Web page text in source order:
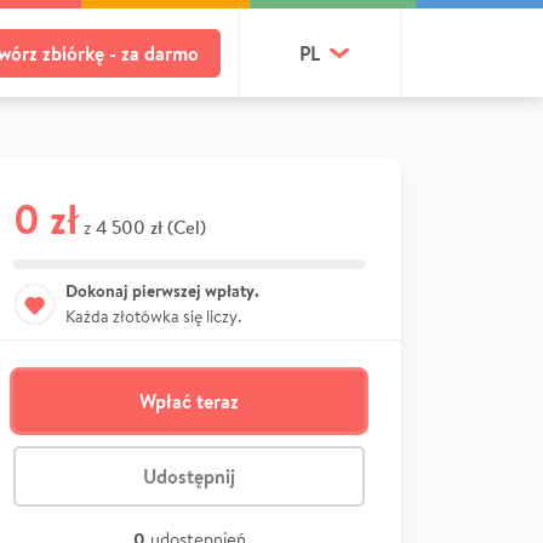
zbiórkę - za darmo PL
0 zł z 4 500 zł (Cel)
Dokonaj pierwszej wpłaty.
Każda złotówka się liczy.
Wpłać teraz
Udostępnij